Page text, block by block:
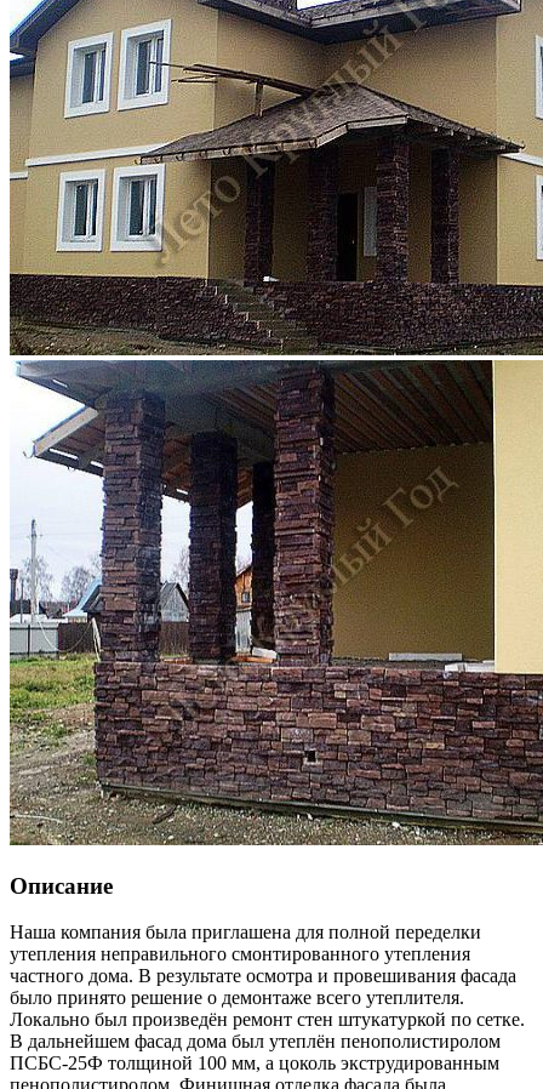
Описание
Наша компания была приглашена для полной переделки
утепления неправильного смонтированного утепления
частного дома. В результате осмотра и провешивания фасада
было принято решение о демонтаже всего утеплителя.
Локально был произведён ремонт стен штукатуркой по сетке.
В дальнейшем фасад дома был утеплён пенополистиролом
ПСБС-25Ф толщиной 100 мм, а цоколь экструдированным